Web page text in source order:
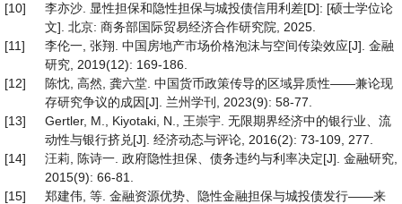
[10]
李亦沙. 显性担保和隐性担保与城投债信用利差[D]: [硕士学位论
文]. 北京: 商务部国际贸易经济合作研究院, 2025.
[11]
李伦一, 张翔. 中国房地产市场价格泡沫与空间传染效应[J]. 金融
研究, 2019(12): 169-186.
[12]
陈忱, 高然, 龚六堂. 中国货币政策传导的区域异质性——兼论现
存研究争议的成因[J]. 兰州学刊, 2023(9): 58-77.
[13]
Gertler, M., Kiyotaki, N., 王崇宇. 无限期界经济中的银行业、流
动性与银行挤兑[J]. 经济动态与评论, 2016(2): 73-109, 277.
[14]
汪莉, 陈诗一. 政府隐性担保、债务违约与利率决定[J]. 金融研究,
2015(9): 66-81.
[15]
郑建伟, 等. 金融资源优势、隐性金融担保与城投债发行——来